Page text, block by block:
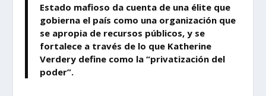
Estado mafioso da cuenta de una élite que
gobierna el país como una organización que
se apropia de recursos públicos, y se
fortalece a través de lo que Katherine
Verdery define como la “privatización del
poder”.